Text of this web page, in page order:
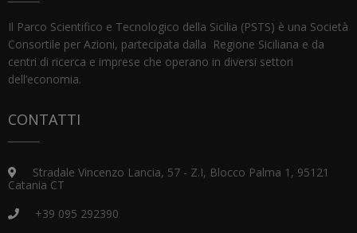
Il Parco Scientifico e Tecnologico della Sicilia (PSTS) è una Società
Consortile per Azioni, partecipata dalla Regione Siciliana e da
centri di ricerca e imprese che operano in diversi settori
dell’economia.
CONTATTI
Stradale Vincenzo Lancia, 57 - Z.I, Blocco Palma 1, 95121
Catania CT
+39 095 292390